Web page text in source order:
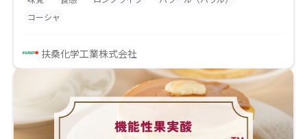
酸を高含有しつつ、緻密なコーティングで優れた反応
実酸が放出され、ご期待の効果を発揮します。
コーシャ
扶桑化学工業株式会社